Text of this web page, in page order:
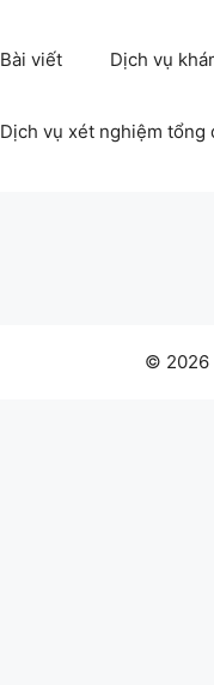
Bài viết Dịch vụ
Dịch vụ xét nghiệm tổng
© 2026